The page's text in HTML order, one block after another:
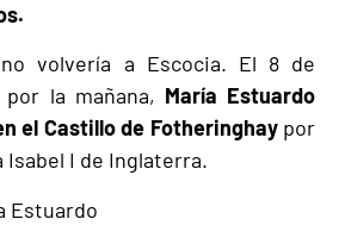
volvería a Escocia. El 8 de
la mañana, María Estuardo
el Castillo de Fotheringhaypor
Isabel I de Inglaterra.